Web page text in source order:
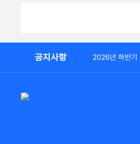
공지사항 2026년 하반기